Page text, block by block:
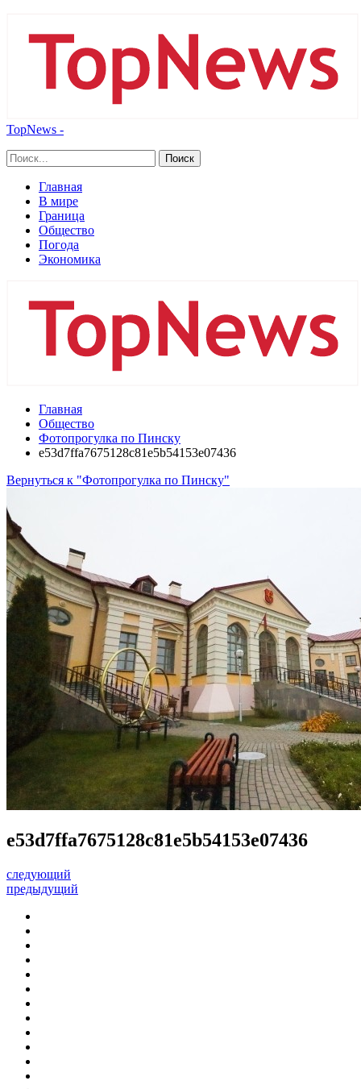
TopNews -
Главная
В мире
Граница
Общество
Погода
Экономика
Главная
Общество
Фотопрогулка по Пинску
e53d7ffa7675128c81e5b54153e07436
Вернуться к "Фотопрогулка по Пинску"
e53d7ffa7675128c81e5b54153e07436
следующий
предыдущий